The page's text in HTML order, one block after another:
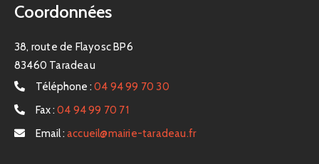
Coordonnées
38, route de Flayosc BP6
83460 Taradeau
Téléphone : 04 94 99 70 30
Fax : 04 94 99 70 71
Email : accueil@mairie-taradeau.fr